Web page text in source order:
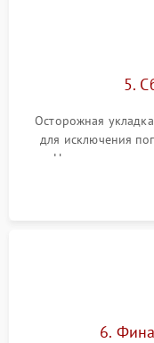
5.
Осторожная
для исключения
Надежное
аккуратное
6.